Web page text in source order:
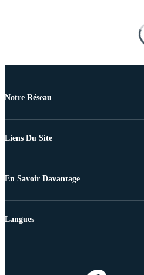
Notre Réseau
Liens Du Site
En Savoir Davantage
Langues